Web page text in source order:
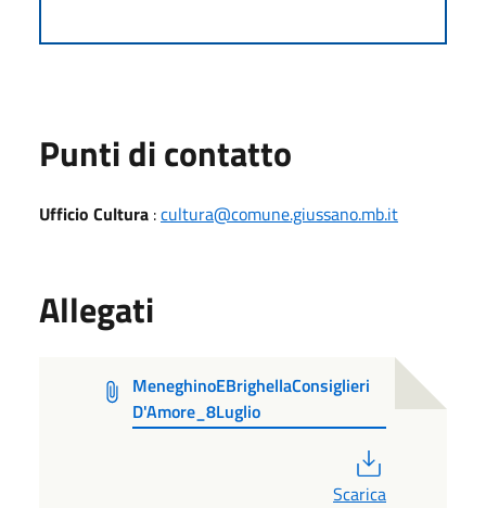
Punti di contatto
Ufficio Cultura :cultura@comune.giussano.mb.it
Allegati
MeneghinoEBrighellaConsiglieri
D'Amore_8Luglio
Scarica